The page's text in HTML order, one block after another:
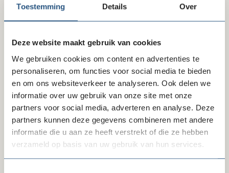
Toestemming Details Over
Deze website maakt gebruik van cookies
We gebruiken cookies om content en advertenties te
personaliseren, om functies voor social media te bieden
en om ons websiteverkeer te analyseren. Ook delen we
informatie over uw gebruik van onze site met onze
partners voor social media, adverteren en analyse. Deze
partners kunnen deze gegevens combineren met andere
informatie die u aan ze heeft verstrekt of die ze hebben
verzameld op basis van uw gebruik van hun services.
Inschrijven
Freeform
Leave
Aanhef